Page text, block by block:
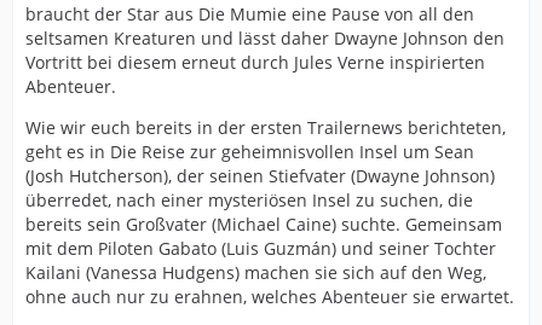
braucht der Star aus Die Mumie eine Pause von all den
seltsamen Kreaturen und lässt daher Dwayne Johnson den
Vortritt bei diesem erneut durch Jules Verne inspirierten
Abenteuer.
Wie wir euch bereits in der ersten Trailernews berichteten,
geht es in Die Reise zur geheimnisvollen Insel um Sean
(Josh Hutcherson), der seinen Stiefvater (Dwayne Johnson)
überredet, nach einer mysteriösen Insel zu suchen, die
bereits sein Großvater (Michael Caine) suchte. Gemeinsam
mit dem Piloten Gabato (Luis Guzmán) und seiner Tochter
Kailani (Vanessa Hudgens) machen sie sich auf den Weg,
ohne auch nur zu erahnen, welches Abenteuer sie erwartet.